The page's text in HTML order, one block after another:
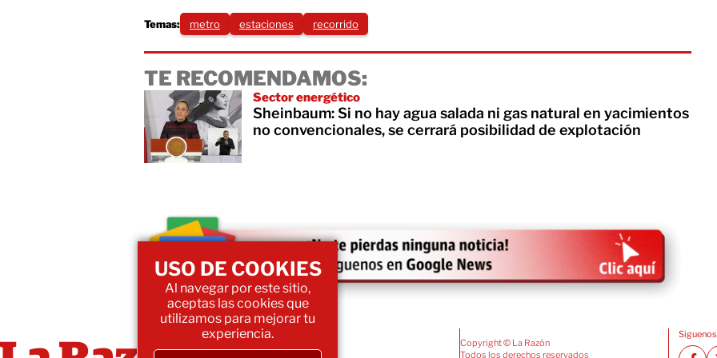
Temas: metro estaciones recorrido
TE RECOMENDAMOS:
Sector energético
Sheinbaum: Si no hay agua salada ni gas natural en yacimientos
no convencionales, se cerrará posibilidad de explotación
Copyright © La Razón
Todos los derechos reservados
USO DE COOKIES
Al navegar por este sitio,
aceptas las cookies que
utilizamos para mejorar tu
experiencia.